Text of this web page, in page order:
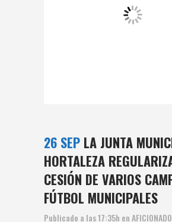
26 SEP LA JUNTA
HORTALEZA
CESIÓN DE VARIOS
FÚTBOL MUNICIPALES
Publicado a las 17:35h en